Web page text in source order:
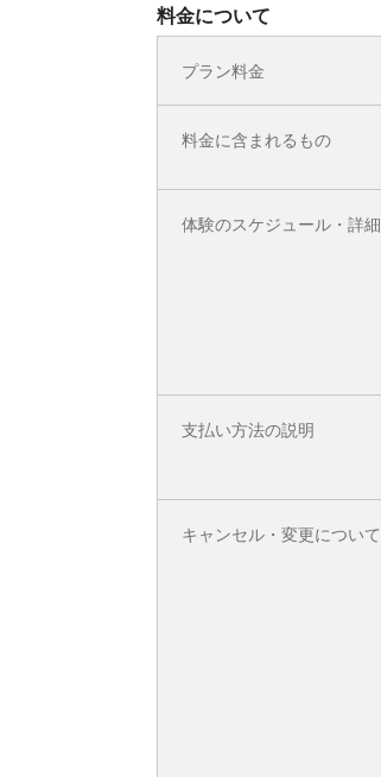
料金について
プラン料金
料金に含まれるもの
体験のスケジュール・詳細
支払い方法の説明
キャンセル・変更について